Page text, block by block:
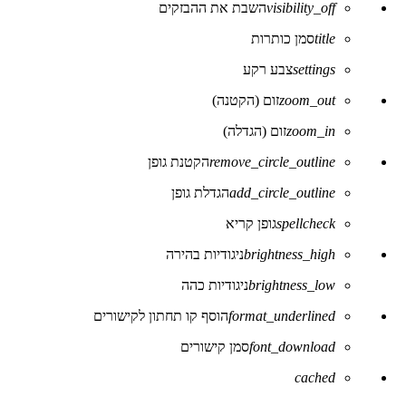
של
visibility_offהשבת את ההבזקים
titleסמן כותרות
settingsצבע רקע
zoom_outזום (הקטנה)
zoom_inזום (הגדלה)
remove_circle_outlineהקטנת גופן
add_circle_outlineהגדלת גופן
spellcheckגופן קריא
brightness_highניגודיות בהירה
brightness_lowניגודיות כהה
format_underlinedהוסף קו תחתון לקישורים
font_downloadסמן קישורים
לאפס
cached